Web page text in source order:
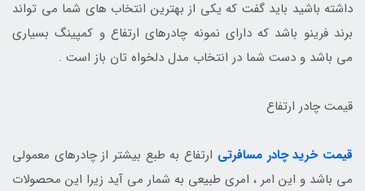
داشته باشید باید گفت که یکی از بهترین انتخاب های شما می تواند
برند فرینو باشد که دارای نمونه چادرهای ارتفاع و کمپینگ بسیاری
می باشد و دست شما در انتخاب مدل دلخواه تان باز است .
قیمت چادر ارتفاع
قیمت خرید چادر مسافرتی ارتفاع به طبع بیشتر از چادرهای معمولی
می باشد و این امر ، امری طبیعی به شمار می آید زیرا این محصولات